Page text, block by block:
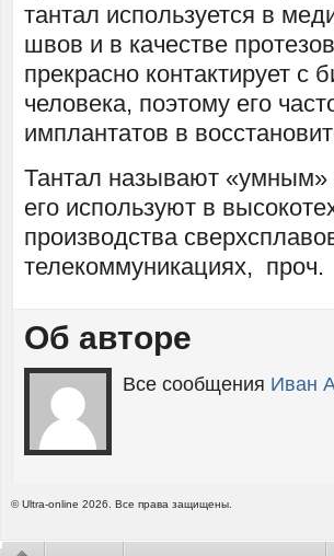
тантал используется в
швов и в качестве
прекрасно контактирует с
человека, поэтому его
имплантатов в
Тантал называют «умным»
его используют в
производства
телекоммуникациях, проч.
Об авторе
Все сообщения Иван
© Ultra-online 2026. Все права защищены.